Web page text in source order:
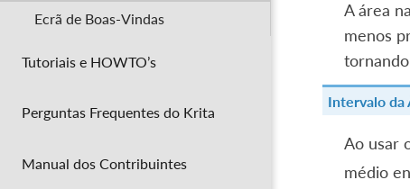
Ecrã de Boas-Vindas
Tutoriais e HOWTO’s
Perguntas Frequentes do Krita
Manual dos Contribuintes
A área
menos
Intervalo da
Ao usar
médio